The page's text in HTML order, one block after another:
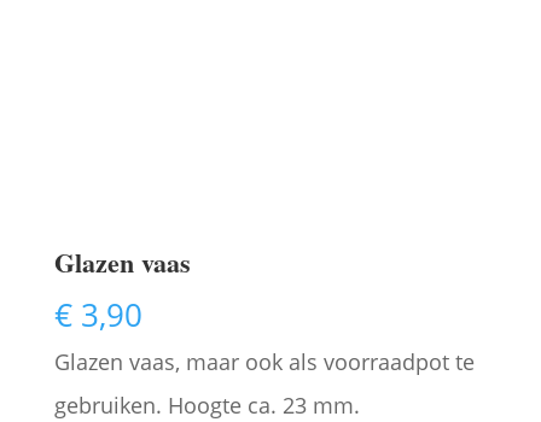
Glazen vaas
€3,90
Glazen vaas, maar ook als voorraadpot te
gebruiken. Hoogte ca. 23 mm.